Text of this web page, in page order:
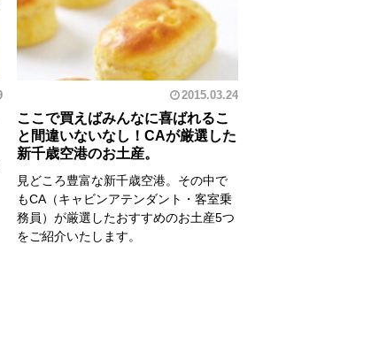
2015.03.24
ここで買えばみんなに喜ばれるこ
と間違いないなし！CAが厳選した
新千歳空港のお土産。
見どころ豊富な新千歳空港。その中で
もCA（キャビンアテンダント・客室乗
務員）が厳選したおすすめのお土産5つ
をご紹介いたします。